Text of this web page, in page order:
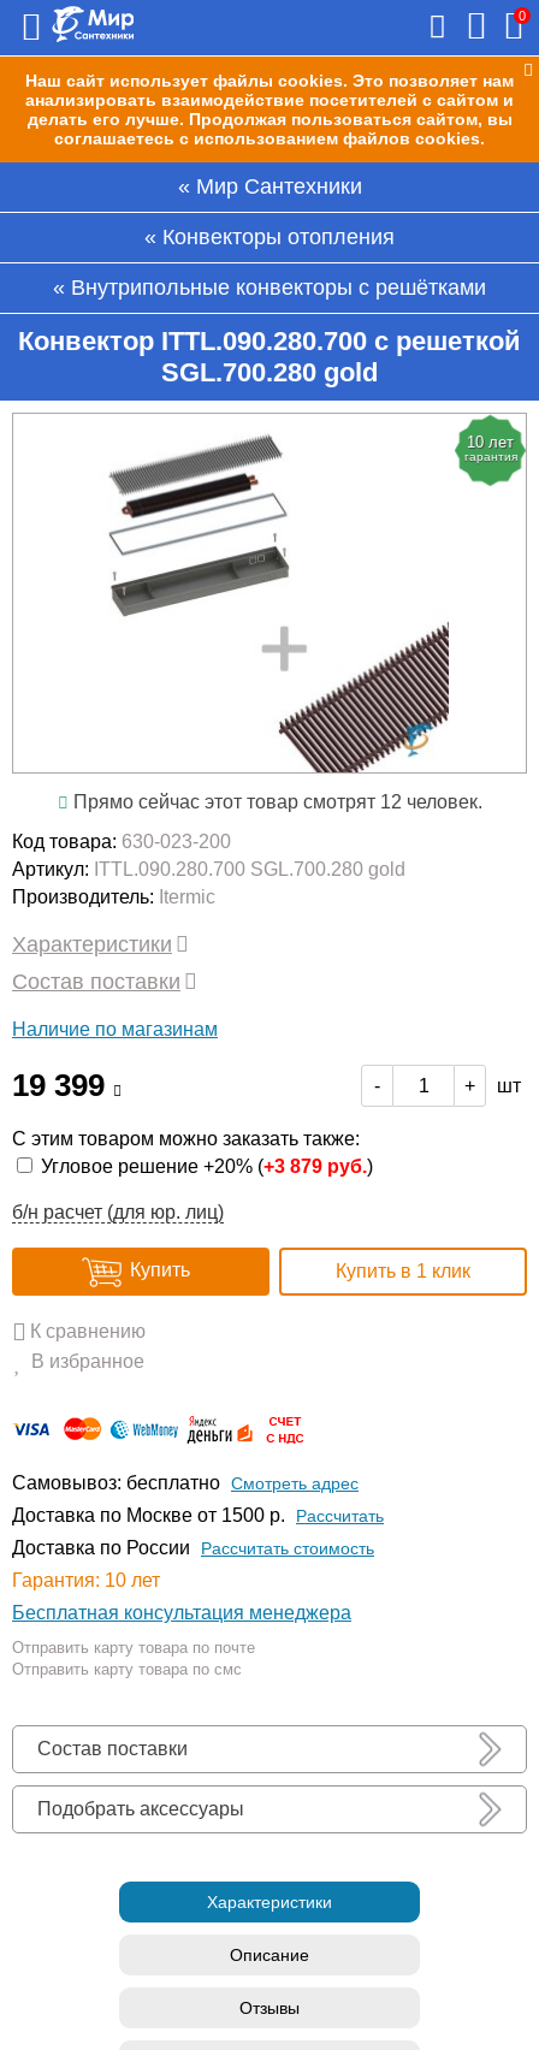
Наш сайт использует файлы cookies. Это позволяет нам
анализировать взаимодействие посетителей с сайтом и
делать его лучше. Продолжая пользоваться сайтом, вы
соглашаетесь с использованием файлов cookies.
0
Мир Сантехники
Конвекторы отопления
Внутрипольные конвекторы с решётками
Конвектор ITTL.090.280.700 с решеткой
SGL.700.280 gold
10 лет
гарантия
Прямо сейчас этот товар смотрят 12 человек.
Код товара: 630-023-200
Артикул: ITTL.090.280.700 SGL.700.280 gold
Производитель: Itermic
Характеристики
Состав поставки
Наличие по магазинам
19 399 - + шт
С этим товаром можно заказать также:
Угловое решение +20% (+3 879 руб.)
б/н расчет (для юр. лиц)
Купить Купить в 1 клик
К сравнению
В избранное
Самовывоз: бесплатно Смотреть адрес
Доставка по Москве от 1500 р. Расcчитать
Доставка по России Рассчитать стоимость
Гарантия: 10 лет
Бесплатная консультация менеджера
Отправить карту товара по почте
Отправить карту товара по смс
Состав поставки
Подобрать аксессуары
Характеристики
Описание
Отзывы